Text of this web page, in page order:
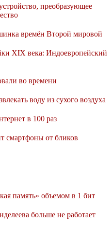
преобразующее
времён Второй мировой
XIX века: Индоевропейский
во времени
воду из сухого воздуха
в 100 раз
смартфоны от бликов
память» объемом в 1 бит
больше не работает